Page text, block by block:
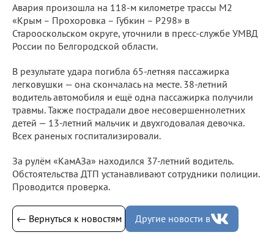
Авария произошла на 118-м километре трассы М2
«Крым – Прохоровка – Губкин – Р298» в
Старооскольском округе, уточнили в пресс-службе УМВД
России по Белгородской области.
В результате удара погибла 65-летняя пассажирка
легковушки — она скончалась на месте. 38-летний
водитель автомобиля и ещё одна пассажирка получили
травмы. Также пострадали двое несовершеннолетних
детей — 13-летний мальчик и двухгодовалая девочка.
Всех раненых госпитализировали.
За рулём «КамАЗа» находился 37-летний водитель.
Обстоятельства ДТП устанавливают сотрудники полиции.
Проводится проверка.
← Вернуться к новостям Другие новости в